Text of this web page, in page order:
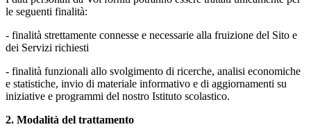
le seguenti finalità:
- finalità strettamente connesse e necessarie alla fruizione del Sito e
dei Servizi richiesti
- finalità funzionali allo svolgimento di ricerche, analisi economiche
e statistiche, invio di materiale informativo e di aggiornamenti su
iniziative e programmi del nostro Istituto scolastico.
2. Modalità del trattamento